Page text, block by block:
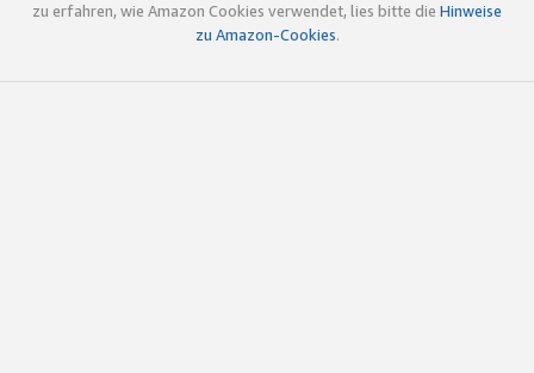
zu erfahren, wie Amazon Cookies verwendet, lies bitte die Hinweise
zu Amazon-Cookies.